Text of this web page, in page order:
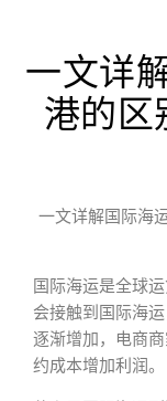
一文详
港的区
一文详解国际海
国际海运是全球
会接触到国际海
逐渐增加，电商
约成本增加利润。